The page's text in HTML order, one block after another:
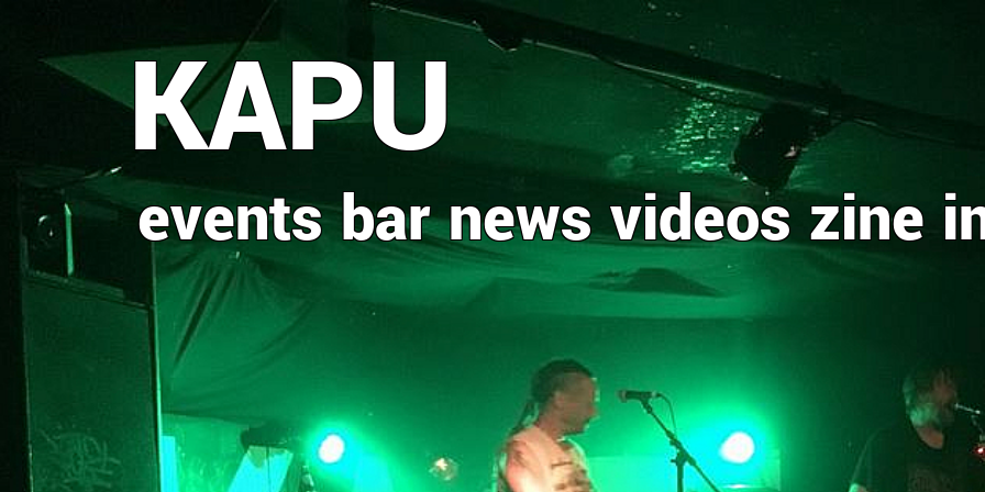
Inhalt
KAPU
events bar news videos zine